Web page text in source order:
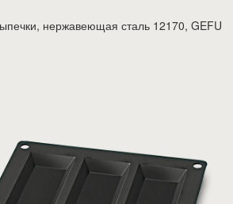
нержавеющая сталь 12170, GEFU